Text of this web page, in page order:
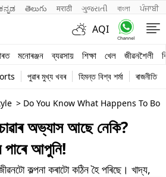
తెలుగు मराठी ગુજરાતી বাংলা ਪੰਜਾਬੀ
AQI
মনোৰঞ্জন ব্যৱসায় শিক্ষা খেল জীৱনশৈলী
পুৱাৰ মুখ্য খবৰ হিমন্ত বিশ্ব শৰ্মা ৰাজনীতি
> Do You Know What Happens To
অভ্যাস আছে নেকি?
পাৰে আপুনি!
কল্পনা কৰাটো কঠিন হৈ পৰিছে। খাদ্য,